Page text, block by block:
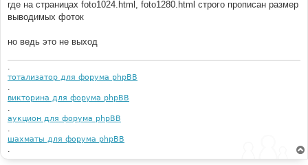
где на страницах foto1024.html, foto1280.html строго прописан размер
выводимых фоток
но ведь это не выход
.
тотализатор для форума phpBB
.
викторина для форума phpBB
.
аукцион для форума phpBB
.
шахматы для форума phpBB
.